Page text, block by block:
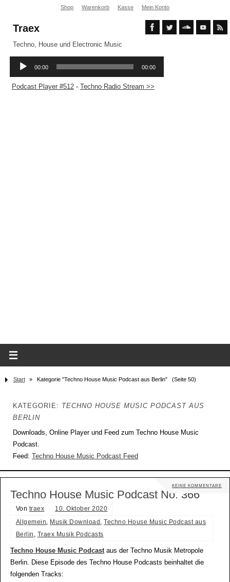
Shop Warenkorb Kasse Mein Konto
Traex
Techno, House und Electronic Music
Podcast Player #512- Techno Radio Stream >>
Start » Kategorie "Techno House Music Podcast aus Berlin" (Seite 50)
KATEGORIE: TECHNO HOUSE MUSIC PODCAST AUS
BERLIN
Downloads, Online Player und Feed zum Techno House Music
Podcast.
Feed:
Techno House Music Podcast Feed
KEINE KOMMENTARE
Techno House Music Podcast No. 366
Von traex
10. Oktober 2020
Allgemein, Musik Download ,Techno House Music Podcast aus
Berlin , Traex Musik Podcasts
Techno House Music Podcastaus der Techno Musik Metropole
Berlin. Diese Episode des Techno House Podcasts beinhaltet die
folgenden Tracks: